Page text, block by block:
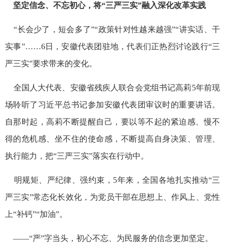
坚定信念、不忘初心，将“三严三实”融入深化改革实践
“长会少了，短会多了”“政策针对性越来越强”“讲实话、干
实事”……6日，安徽代表团驻地，代表们正热烈讨论践行“三
严三实”要求带来的变化。
全国人大代表、安徽省残疾人联合会党组书记高莉5年前现
场聆听了习近平总书记参加安徽代表团审议时的重要讲话。
自那时起，高莉不断提醒自己，要以等不起的紧迫感、慢不
得的危机感、坐不住的使命感，不断提高自身决策、管理、
执行能力，把“三严三实”落实在行动中。
明规矩、严纪律、强约束，5年来，全国各地扎实推动“三
严三实”常态化长效化，为党员干部在思想上、作风上、党性
上“补钙”“加油”。
——“严”字当头，初心不忘、为民服务的信念更加坚定。